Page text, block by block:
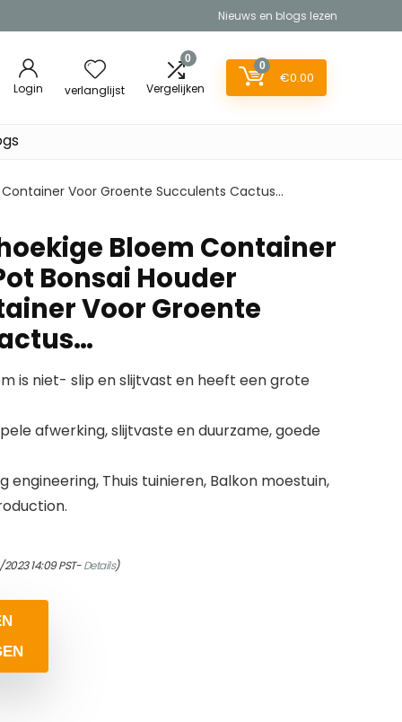
Nieuws en blogs lezen
Login verlanglijst
0
Vergelijken
0
€0.00
Voor Groente Succulents Cactus…
Bloem Container
Bonsai Houder
Voor Groente
is niet- slip en slijtvast en heeft een grote
afwerking, slijtvaste en duurzame, goede
Thuis tuinieren, Balkon moestuin,
14:09 PST-Details)